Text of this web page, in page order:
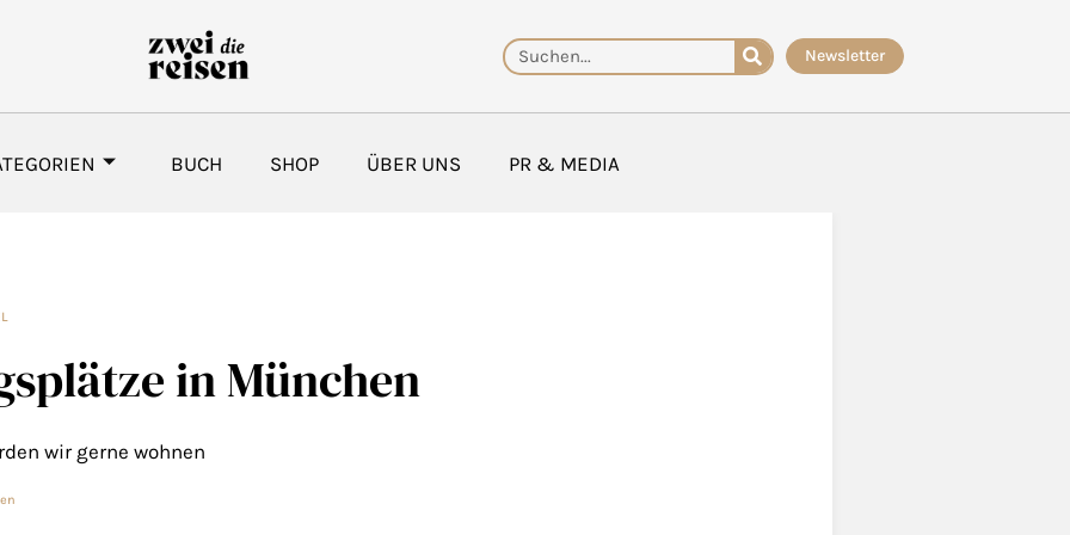
Suche Newsletter
BUCH SHOP ÜBER UNS PR & MEDIA
in München
wir gerne wohnen